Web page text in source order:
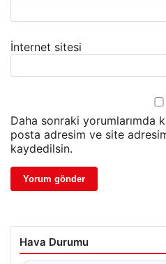
İnternet sitesi
Daha sonraki yorumlarımda
posta adresim ve site
kaydedilsin.
Hava Durumu